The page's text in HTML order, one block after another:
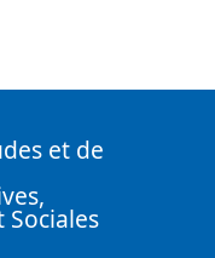
et de
Sociales